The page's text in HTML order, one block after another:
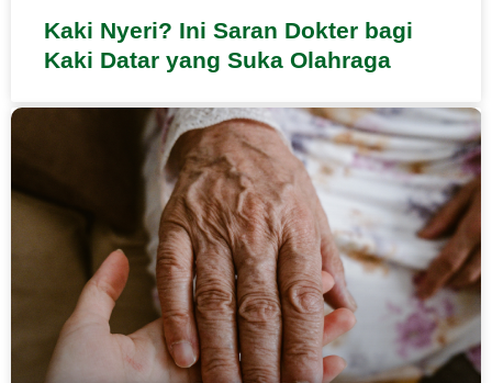
Kaki Nyeri? Ini Saran Dokter bagi
Kaki Datar yang Suka Olahraga